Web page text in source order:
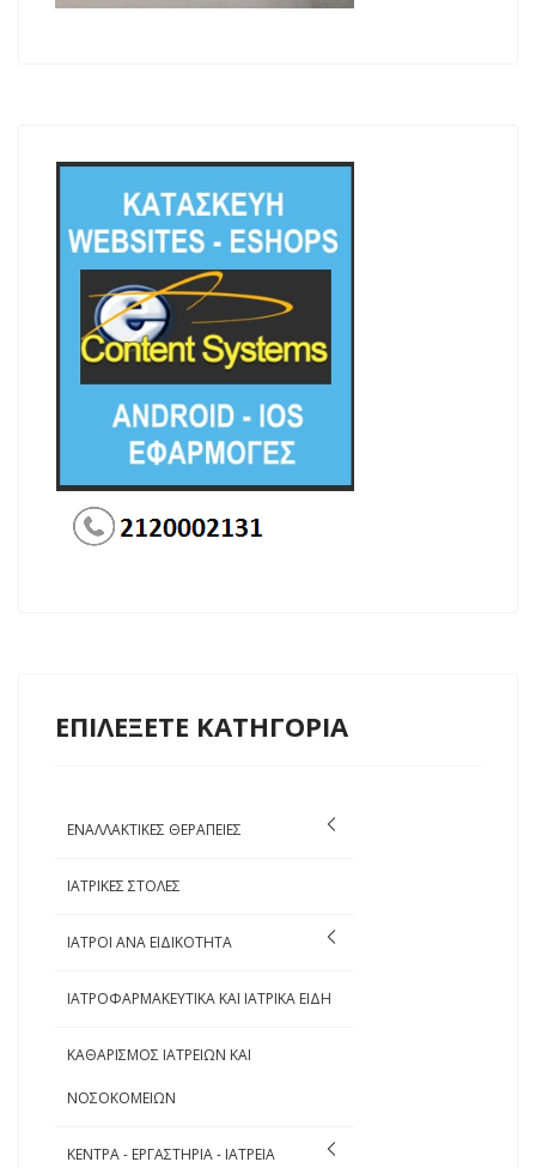
ΕΠΙΛΕΞΕΤΕ ΚΑΤΗΓΟΡΙΑ
ΕΝΑΛΛΑΚΤΙΚΕΣ ΘΕΡΑΠΕΙΕΣ
ΙΑΤΡΙΚΕΣ ΣΤΟΛΕΣ
ΙΑΤΡΟΙ ΑΝΑ ΕΙΔΙΚΟΤΗΤΑ
ΙΑΤΡΟΦΑΡΜΑΚΕΥΤΙΚΑ ΚΑΙ ΙΑΤΡΙΚΑ ΕΙΔΗ
ΚΑΘΑΡΙΣΜΟΣ ΙΑΤΡΕΙΩΝ ΚΑΙ
ΝΟΣΟΚΟΜΕΙΩΝ
ΚΕΝΤΡΑ - ΕΡΓΑΣΤΗΡΙΑ - ΙΑΤΡΕΙΑ